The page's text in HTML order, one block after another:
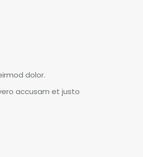
dolor.
accusam et justo